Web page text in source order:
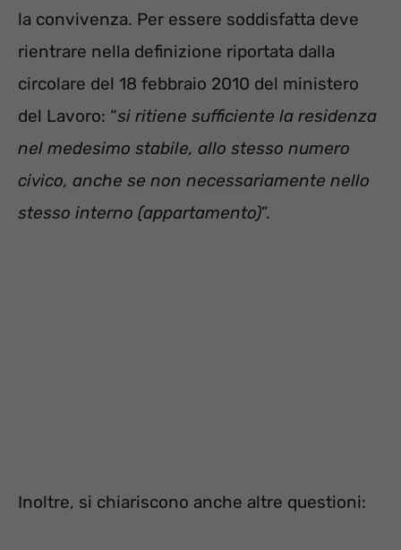
la convivenza. Per essere soddisfatta deve
rientrare nella definizione riportata dalla
circolare del 18 febbraio 2010 del ministero
del Lavoro: “si ritiene sufficiente la residenza
nel medesimo stabile, allo stesso numero
civico, anche se non necessariamente nello
stesso interno (appartamento)”.
Inoltre, si chiariscono anche altre questioni: